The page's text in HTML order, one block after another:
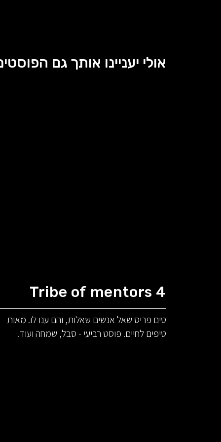
אולי יעניינו אותך גם
Tribe of mentors 4
טים פריס שאל אנשים שאלות, והם ענו לו. מאות
טיפים לחיים. פוסט רביעי - סבל, שמחה ועוד.